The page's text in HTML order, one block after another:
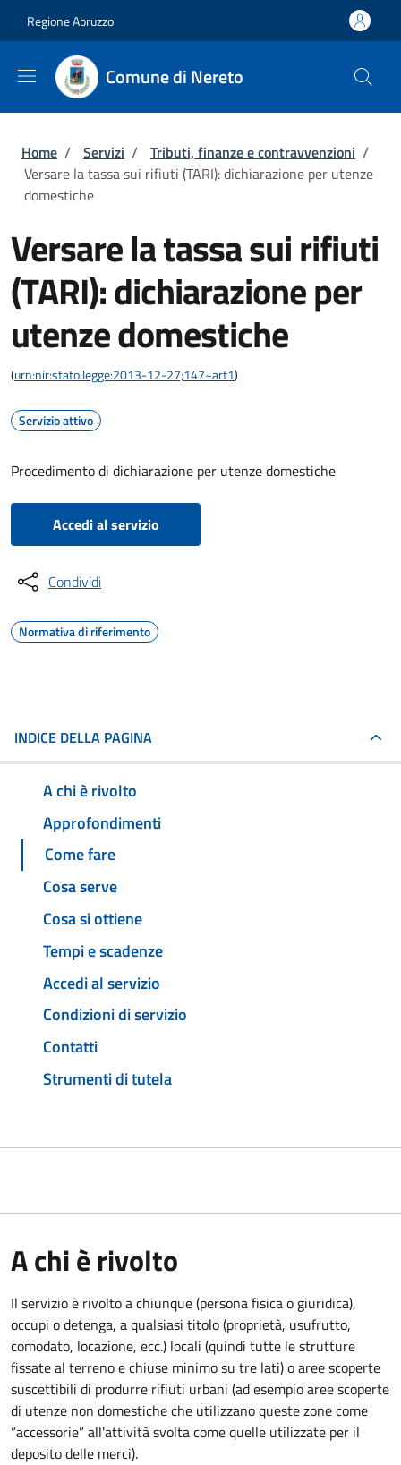
Regione Abruzzo
Comune di Nereto
Briciole di pane
Home / Servizi / Tributi, finanze e contravvenzioni /
Versare la tassa sui rifiuti (TARI): dichiarazione per utenze
domestiche
Versare la tassa sui rifiuti
(TARI): dichiarazione per
utenze domestiche
(urn:nir:stato:legge:2013-12-27;147~art1)
Servizio attivo
Procedimento di dichiarazione per utenze domestiche
Accedi al servizio
Condividi
Normativa di riferimento
INDICE DELLA PAGINA
A chi è rivolto
Approfondimenti
Come fare
Cosa serve
Cosa si ottiene
Tempi e scadenze
Accedi al servizio
Condizioni di servizio
Contatti
Strumenti di tutela
A chi è rivolto
Il servizio è rivolto a chiunque (persona fisica o giuridica),
occupi o detenga, a qualsiasi titolo (proprietà, usufrutto,
comodato, locazione, ecc.) locali (quindi tutte le strutture
fissate al terreno e chiuse minimo su tre lati) o aree scoperte
suscettibili di produrre rifiuti urbani (ad esempio aree scoperte
di utenze non domestiche che utilizzano queste zone come
“accessorie” all'attività svolta come quelle utilizzate per il
deposito delle merci).